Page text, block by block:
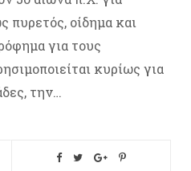
πυρετός, οίδημα και
για τους
κυρίως για
την…